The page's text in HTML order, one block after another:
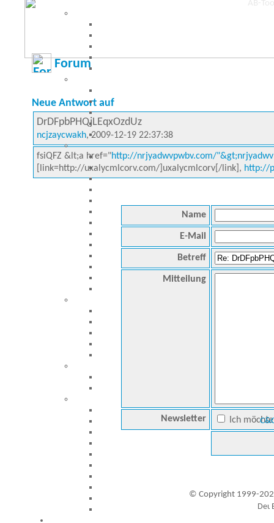
Forum
Neue Antwort auf
DrDFpbPHQjLEqxOzdUz
ncjzaycwakh, 2009-12-19 22:37:38
fsiQFZ &lt;a href="http://nrjyadwvpwbv.com/
[link=http://uxalycmlcorv.com/]uxalycmlcorv[/link], http://
Name
E-Mail
Betreff
Mitteilung
Newsletter Ich
© Copyright 1999-